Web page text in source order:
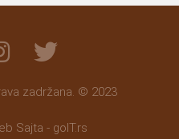
zadržana. © 2023
Sajta - goIT.rs